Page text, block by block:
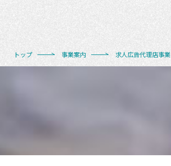
トップ 事業案内 求人広告代理店事業